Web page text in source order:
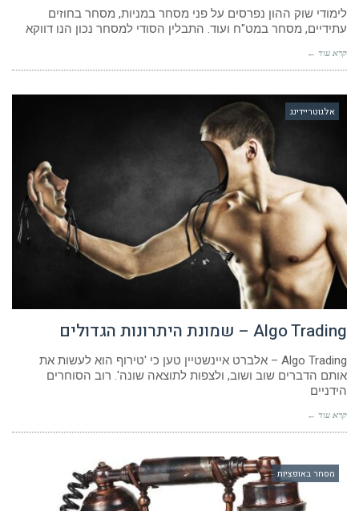
לימודי שוק ההון נפרסים על פני מסחר במניות, מסחר בחוזים
עתידיים, מסחר במט"ח ועוד. התבלין הסודי למסחר נכון הנו דווקא
קרא עוד ←
אלגוטריידינג
Algo Trading – שמונת היתרונות הגדולים
Algo Trading – אלברט איינשטיין טען כי 'טירוף הוא לעשות את
אותם הדברים שוב ושוב, ולצפות לתוצאה שונה'. רוב הסוחרים
הידניים
קרא עוד ←
מסחר באופציות